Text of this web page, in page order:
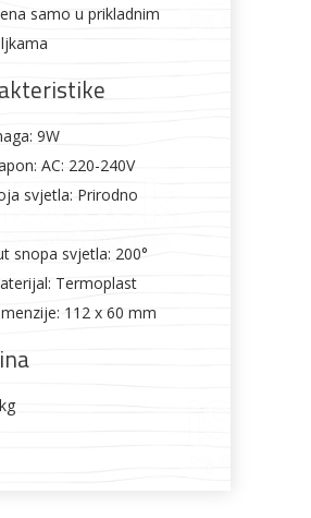
samo u prikladnim
9W
AC: 220-240V
svjetla: Prirodno
snopa svjetla: 200°
Termoplast
112 x 60 mm